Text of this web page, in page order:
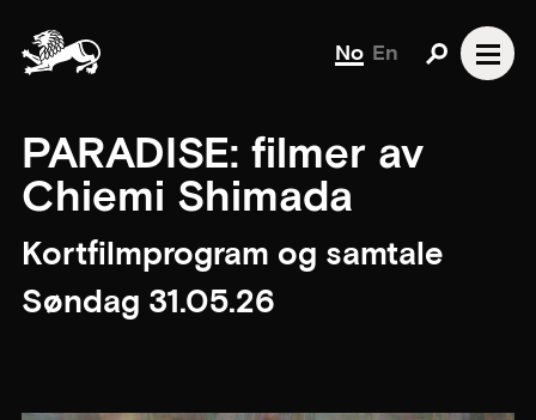
No En
PARADISE: filmer av
Chiemi Shimada
Kortfilmprogram og samtale
Søndag 31.05.26